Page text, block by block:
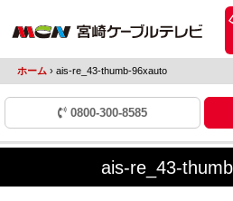
ホーム ›ais-re_43-thumb-96xauto
0800-300-8585
ais-re_43-